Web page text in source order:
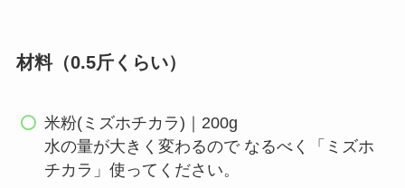
材料（0.5斤くらい）
米粉(ミズホチカラ)｜200g
水の量が大きく変わるので なるべく「ミズホ
チカラ」使ってください。